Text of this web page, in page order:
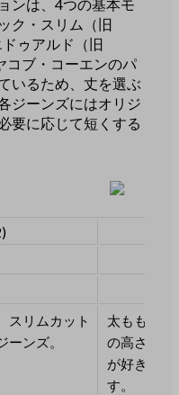
ンは、4つの基本モ
ク・スリム（旧
ゥアルド（旧
コブ・コーエンのパ
いるため、丈を選ぶ
ジーンズにはオリジ
要に応じて短くする
スリムカット
ンズ。
太ももに
の高さは普
が好きな
す。